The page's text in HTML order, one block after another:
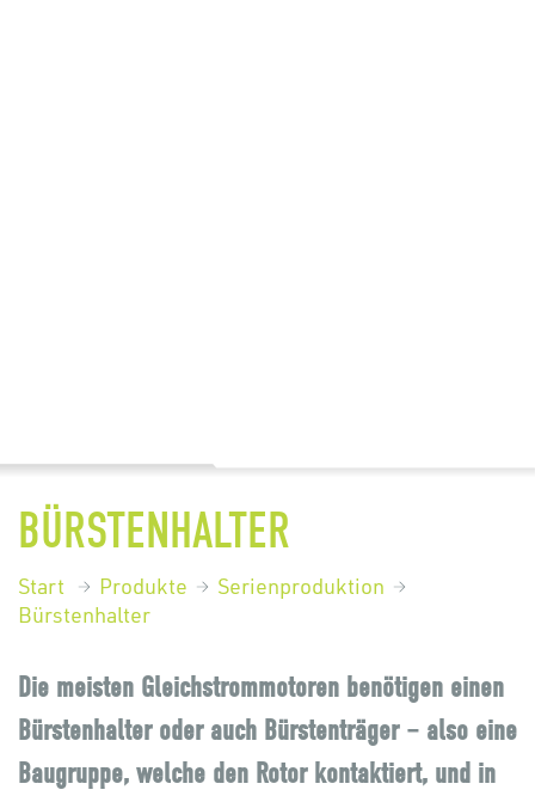
BÜRSTENHALTER
Start Produkte
Serienproduktion
Bürstenhalter
Die meisten Gleichstrommotoren benötigen einen
Bürstenhalter oder auch Bürstenträger – also eine
Baugruppe, welche den Rotor kontaktiert, und in